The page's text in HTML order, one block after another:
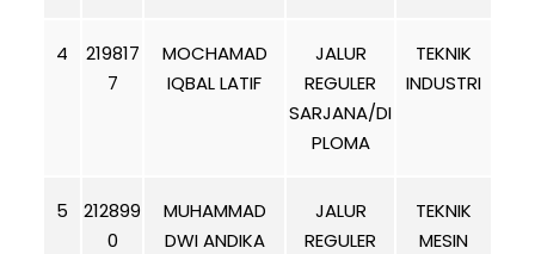
4
219817
7
MOCHAMAD
IQBAL LATIF
JALUR
REGULER
SARJANA/DI
PLOMA
TEKNIK
INDUSTRI
5
212899
0
MUHAMMAD
DWI ANDIKA
JALUR
REGULER
TEKNIK
MESIN